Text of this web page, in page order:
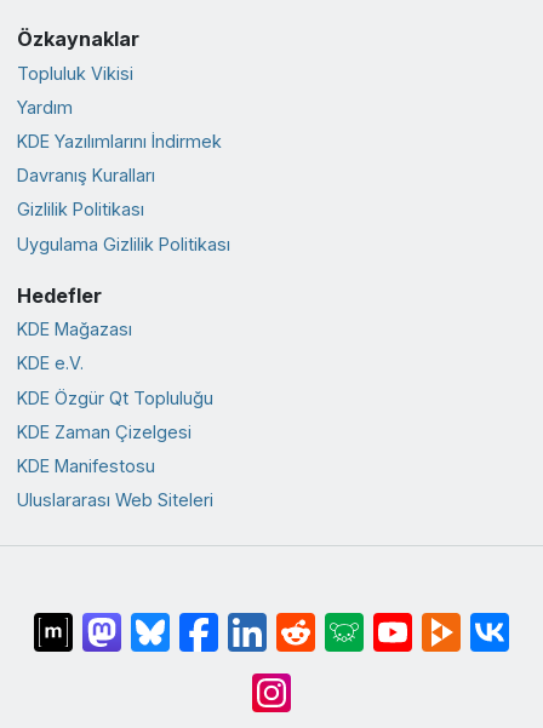
Özkaynaklar
Topluluk Vikisi
Yardım
KDE Yazılımlarını İndirmek
Davranış Kuralları
Gizlilik Politikası
Uygulama Gizlilik Politikası
Hedefler
KDE Mağazası
KDE e.V.
KDE Özgür Qt Topluluğu
KDE Zaman Çizelgesi
KDE Manifestosu
Uluslararası Web Siteleri